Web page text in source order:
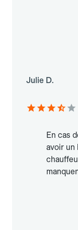
Julie D.
En cas
avoir un